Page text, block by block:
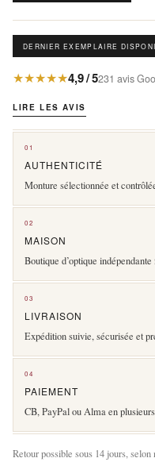
DERNIER EXEMPLAIRE
★★★★★4,9 / 5231 avis
LIRE LES AVIS
01
AUTHENTICITÉ
Monture sélectionnée et
02
MAISON
Boutique d’optique
03
LIVRAISON
Expédition suivie, sécurisée et
04
PAIEMENT
CB, PayPal ou Alma en
Retour possible sous 14 jours,